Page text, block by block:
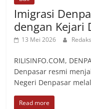
Imigrasi
dengan Kejari
13 Mei 2026
RILISINFO.COM,
Denpasar resmi
Negeri Denpasar
Read more